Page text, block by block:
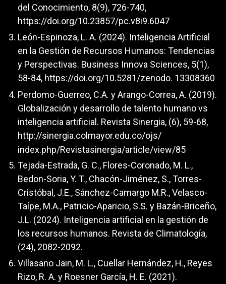
del Conocimiento, 8(9), 726-740,
https://doi.org/10.23857/pc.v8i9.6047
León-Espinoza, L. A. (2024). Inteligencia Artificial
en la Gestión de Recursos Humanos: Tendencias
y Perspectivas. Business Innova Sciences, 5(1),
58-84, https://doi.org/10.5281/zenodo. 13308360
Perdomo-Guerreo, C.A. y Arango-Correa, A. (2019).
Globalización y desarrollo de talento humano vs
inteligencia artificial. Revista Sinergia, (6), 59-68,
http://sinergia.colmayor.edu.co/ojs/
index.php/Revistasinergia/article/view/85
Tejada-Estrada, G. C., Flores-Coronado, M. L.,
Bedon-Soria, Y. T., Chacón-Jiménez, S., Torres-
Cristóbal, J.E., Sánchez-Camargo M.R., Velasco-
Taípe, M.A., Patricio-Aparicio, S.S. y Bazán-Briceño,
J.L. (2024). Inteligencia artificial en la gestión de
los recursos humanos. Revista de Climatología,
(24), 2082-2092.
Villasano Jain, M. L., Cuellar Hernández, H., Reyes
Rizo, R. A. y Roesner García, H. E. (2021).